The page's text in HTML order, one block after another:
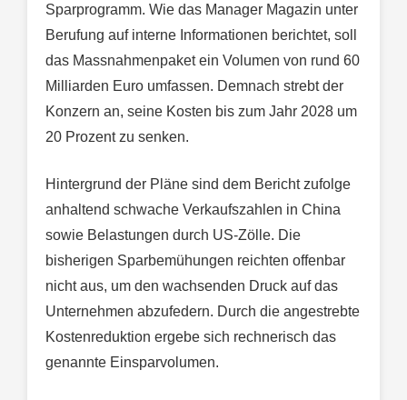
Sparprogramm. Wie das Manager Magazin unter
Berufung auf interne Informationen berichtet, soll
das Massnahmenpaket ein Volumen von rund 60
Milliarden Euro umfassen. Demnach strebt der
Konzern an, seine Kosten bis zum Jahr 2028 um
20 Prozent zu senken.
Hintergrund der Pläne sind dem Bericht zufolge
anhaltend schwache Verkaufszahlen in China
sowie Belastungen durch US-Zölle. Die
bisherigen Sparbemühungen reichten offenbar
nicht aus, um den wachsenden Druck auf das
Unternehmen abzufedern. Durch die angestrebte
Kostenreduktion ergebe sich rechnerisch das
genannte Einsparvolumen.